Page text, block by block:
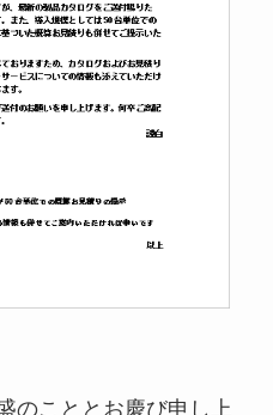
こととお慶び申し上